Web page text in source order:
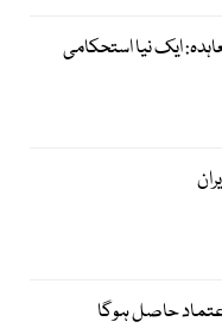
ایک نیا استحکامی
حاصل ہوگا